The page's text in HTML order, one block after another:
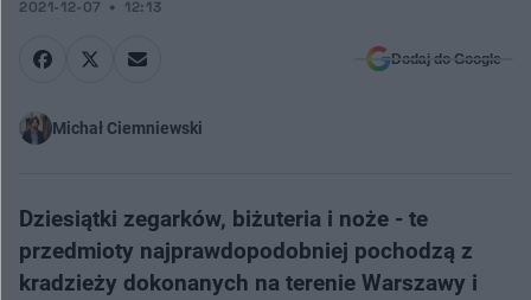
2021-12-07 12:13
Dodaj do Google
Michał Ciemniewski
Dziesiątki zegarków, biżuteria i noże - te
przedmioty najprawdopodobniej pochodzą z
kradzieży dokonanych na terenie Warszawy i